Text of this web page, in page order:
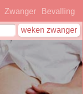
Zwanger Bevalling